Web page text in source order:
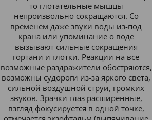
то глотательные мышцы
непроизвольно сокращаются. Со
временем даже звуки воды из-под
крана или упоминание о воде
вызывают сильные сокращения
гортани и глотки. Реакции на все
возможные раздражители обостряются,
возможны судороги из-за яркого света,
сильной воздушной струи, громких
звуков. Зрачки глаз расширенные,
взгляд фокусируется в одной точке,